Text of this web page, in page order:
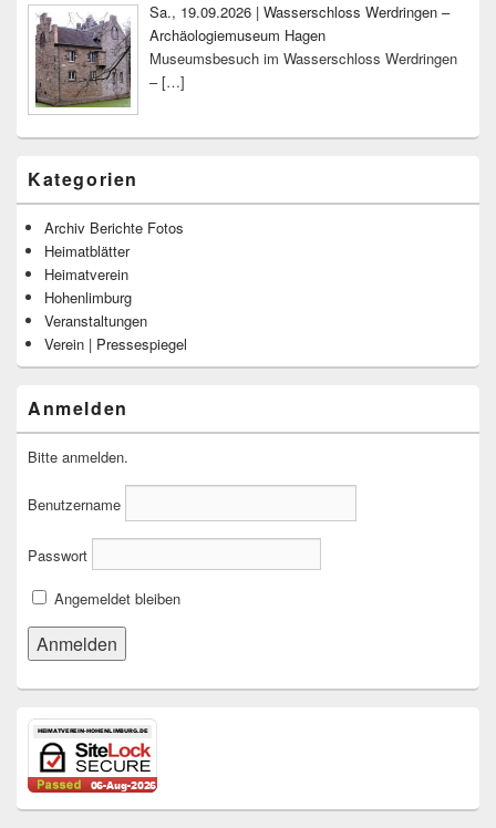
Sa., 19.09.2026 | Wasserschloss Werdringen –
Archäologiemuseum Hagen
Museumsbesuch im Wasserschloss Werdringen
–[…]
Kategorien
Archiv Berichte Fotos
Heimatblätter
Heimatverein
Hohenlimburg
Veranstaltungen
Verein | Pressespiegel
Anmelden
Bitte anmelden.
Benutzername
Passwort
Angemeldet bleiben